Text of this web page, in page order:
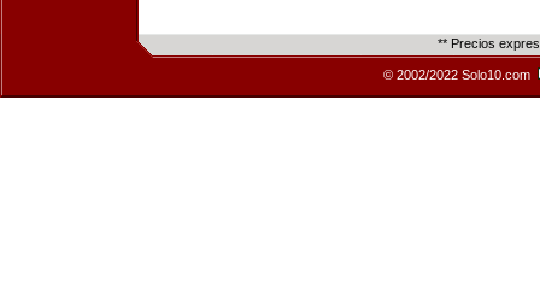
** Precios
© 2002/2022 Solo10.com